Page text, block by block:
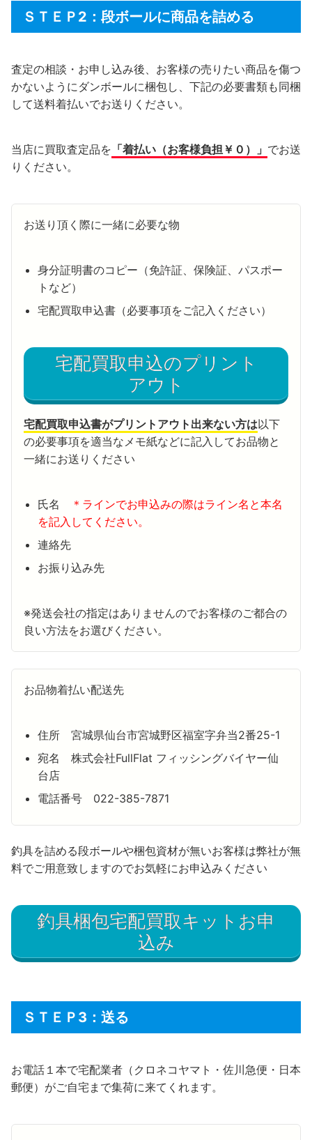
ＳＴＥＰ2：段ボールに商品を詰める
査定の相談・お申し込み後、お客様の売りたい商品を傷つ
かないようにダンボールに梱包し、下記の必要書類も同梱
して送料着払いでお送りください。
当店に買取査定品を 「着払い（お客様負担￥０）」 でお送
りください。
お送り頂く際に一緒に必要な物
身分証明書のコピー（免許証、保険証、パスポー
トなど）
宅配買取申込書（必要事項をご記入ください）
宅配買取申込のプリント
アウト
宅配買取申込書がプリントアウト出来ない方は以下
の必要事項を適当なメモ紙などに記入してお品物と
一緒にお送りください
氏名
＊ラインでお申込みの際はライン名と本名
を記入してください。
連絡先
お振り込み先
※発送会社の指定はありませんのでお客様のご都合の
良い方法をお選びください。
お品物着払い配送先
住所 宮城県仙台市宮城野区福室字弁当2番25-1
宛名 株式会社FullFlat フィッシングバイヤー仙
台店
電話番号 022-385-7871
釣具を詰める段ボールや梱包資材が無いお客様は弊社が無
料でご用意致しますのでお気軽にお申込みください
釣具梱包宅配買取キットお申
込み
ＳＴＥＰ3：送る
お電話１本で宅配業者（クロネコヤマト・佐川急便・日本
郵便）がご自宅まで集荷に来てくれます。